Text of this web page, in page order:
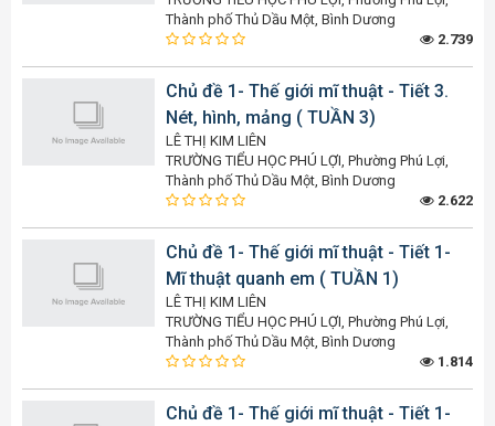
Thành phố Thủ Dầu Một, Bình Dương
2.739
Chủ đề 1- Thế giới mĩ thuật - Tiết 3.
Nét, hình, mảng ( TUẦN 3)
LÊ THỊ KIM LIÊN
TRƯỜNG TIỂU HỌC PHÚ LỢI, Phường Phú Lợi,
Thành phố Thủ Dầu Một, Bình Dương
2.622
Chủ đề 1- Thế giới mĩ thuật - Tiết 1-
Mĩ thuật quanh em ( TUẦN 1)
LÊ THỊ KIM LIÊN
TRƯỜNG TIỂU HỌC PHÚ LỢI, Phường Phú Lợi,
Thành phố Thủ Dầu Một, Bình Dương
1.814
Chủ đề 1- Thế giới mĩ thuật - Tiết 1-